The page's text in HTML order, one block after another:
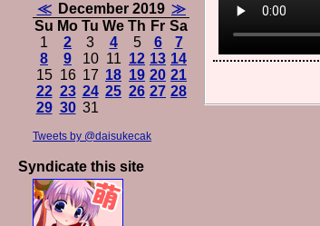
≪
December 2019 ≫
Su Mo Tu We Th Fr Sa
1
2 3 4 5 6
7
8
9 10 11 12 13 14
15 16 17 18 19 20 21
22 23 24 25 26 27 28
29 30 31
Tweets by @daisukecak
Syndicate this site